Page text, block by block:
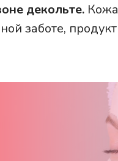
декольте.
заботе,